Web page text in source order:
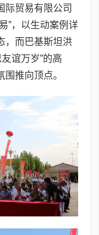
际贸易有限公司
”，以生动案例详
，而巴基斯坦洪
谊万岁”的高
推向顶点。